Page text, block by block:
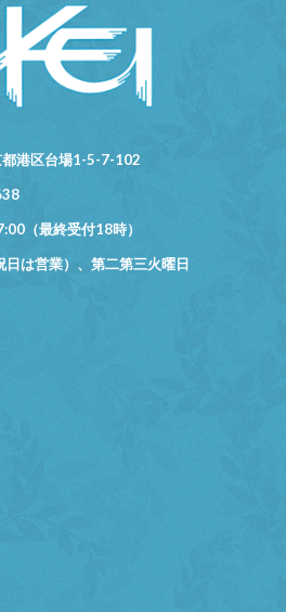
都港区台場1-5-7-102
（最終受付18時）
日は営業）、第二第三火曜日